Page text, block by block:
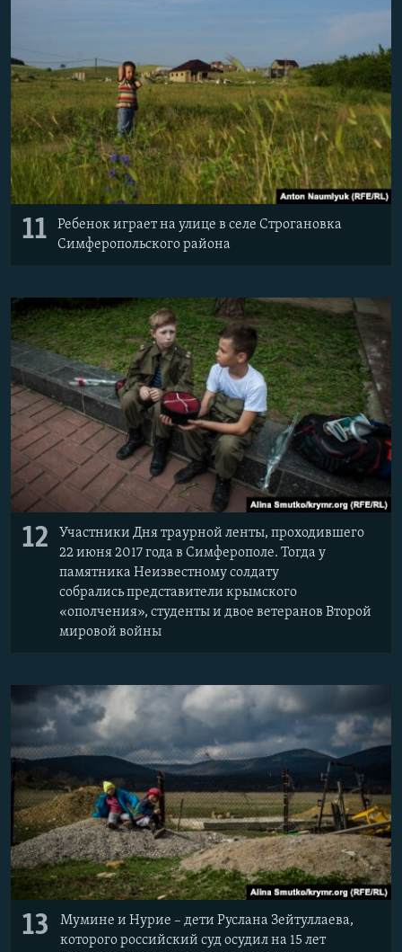
11
Ребенок играет на улице в селе Строгановка
Симферопольского района
12
Участники Дня траурной ленты, проходившего
22 июня 2017 года в Симферополе. Тогда у
памятника Неизвестному солдату
собрались представители крымского
«ополчения», студенты и двое ветеранов Второй
мировой войны
13
Мумине и Нурие – дети Руслана Зейтуллаева,
которого российский суд осудил на 15 лет